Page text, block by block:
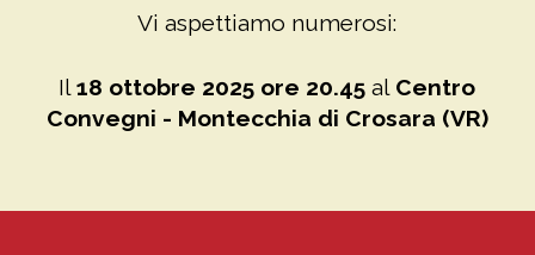
Vi aspettiamo numerosi:
Il18 ottobre 2025 ore 20.45 al Centro
Convegni - Montecchia di Crosara (VR)